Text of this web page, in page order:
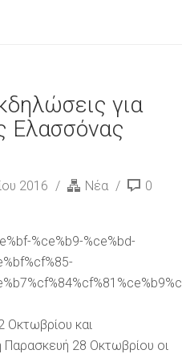
για
Ελασσόνας
2016 Νέα 0
Οκτωβρίου και
28 Οκτωβρίου οι